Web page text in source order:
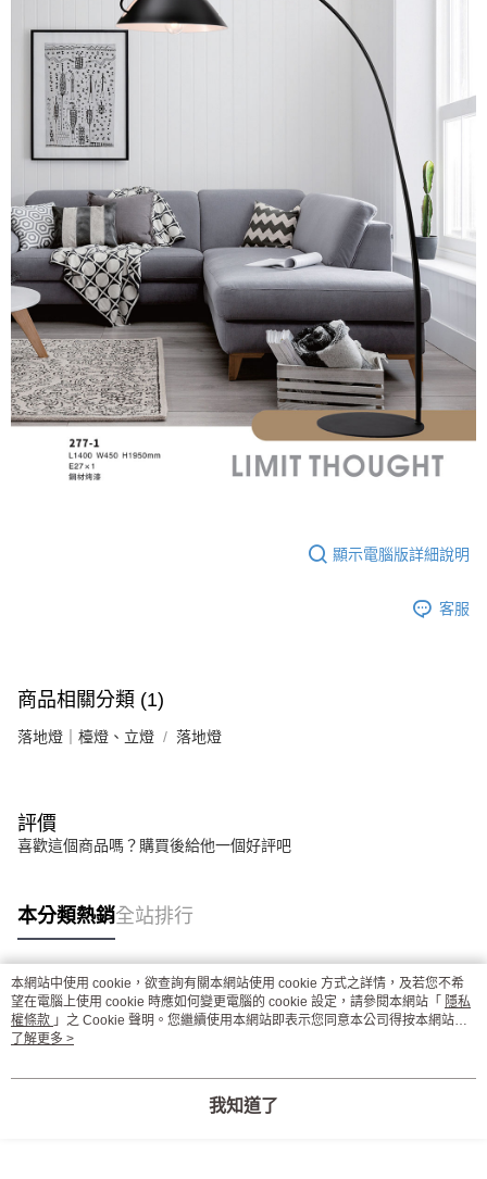
４．使用「AFTEE先享後付」時，將依據個別帳號之用戶狀況，依本公司即
時審查核予不同之上限額度；若仍有額度不足之情形，本公司將視審查結果
請求用戶進行身份認證。
５．嚴禁一人註冊多個帳號或使用他人資訊註冊。若發現惡意使用之情形，
恩沛科技股份有限公司將有權停止該用戶之使用額度並採取法律行動。
顯示電腦版詳細說明
客服
商品相關分類 (1)
落地燈｜檯燈、立燈 落地燈
評價
喜歡這個商品嗎？購買後給他一個好評吧
本分類熱銷全站排行
熱門標籤
本網站中使用 cookie，欲查詢有關本網站使用 cookie 方式之詳情，及若您不希
望在電腦上使用 cookie 時應如何變更電腦的 cookie 設定，請參閱本網站「 隱私
權條款 」之 Cookie 聲明。您繼續使用本網站即表示您同意本公司得按本網站使
用條款之 Cookie 聲明使用 cookie。
了解更多 >
我知道了